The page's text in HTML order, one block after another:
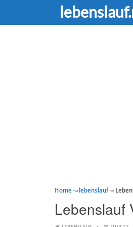
Home lebenslauf
Lebenslauf